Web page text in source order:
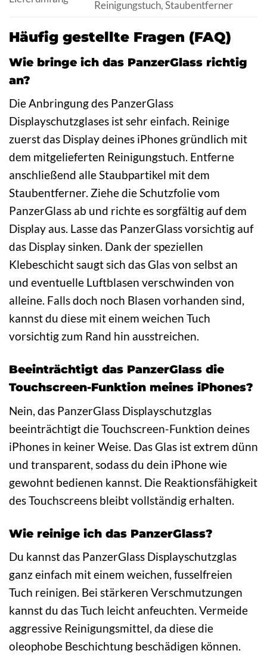
Reinigungstuch, Staubentferner
Häufig gestellte Fragen (FAQ)
Wie bringe ich das PanzerGlass richtig
an?
Die Anbringung des PanzerGlass
Displayschutzglases ist sehr einfach. Reinige
zuerst das Display deines iPhones gründlich mit
dem mitgelieferten Reinigungstuch. Entferne
anschließend alle Staubpartikel mit dem
Staubentferner. Ziehe die Schutzfolie vom
PanzerGlass ab und richte es sorgfältig auf dem
Display aus. Lasse das PanzerGlass vorsichtig auf
das Display sinken. Dank der speziellen
Klebeschicht saugt sich das Glas von selbst an
und eventuelle Luftblasen verschwinden von
alleine. Falls doch noch Blasen vorhanden sind,
kannst du diese mit einem weichen Tuch
vorsichtig zum Rand hin ausstreichen.
Beeinträchtigt das PanzerGlass die
Touchscreen-Funktion meines iPhones?
Nein, das PanzerGlass Displayschutzglas
beeinträchtigt die Touchscreen-Funktion deines
iPhones in keiner Weise. Das Glas ist extrem dünn
und transparent, sodass du dein iPhone wie
gewohnt bedienen kannst. Die Reaktionsfähigkeit
des Touchscreens bleibt vollständig erhalten.
Wie reinige ich das PanzerGlass?
Du kannst das PanzerGlass Displayschutzglas
ganz einfach mit einem weichen, fusselfreien
Tuch reinigen. Bei stärkeren Verschmutzungen
kannst du das Tuch leicht anfeuchten. Vermeide
aggressive Reinigungsmittel, da diese die
oleophobe Beschichtung beschädigen können.